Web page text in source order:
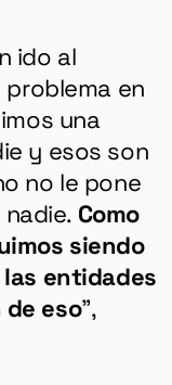
ido al
en
una
y esos son
no le pone
Como
siendo
entidades
eso”,